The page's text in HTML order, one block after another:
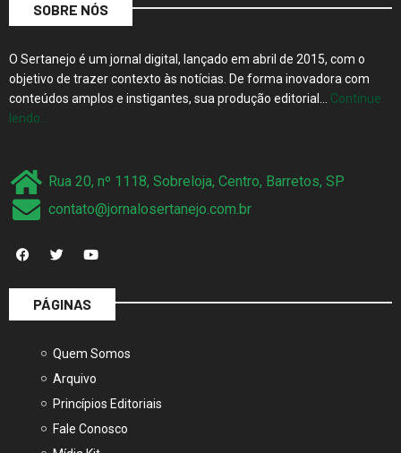
SOBRE NÓS
O Sertanejo é um jornal digital, lançado em abril de 2015, com o
objetivo de trazer contexto às notícias. De forma inovadora com
conteúdos amplos e instigantes, sua produção editorial… Continue
lendo…
Rua 20, nº 1118, Sobreloja, Centro, Barretos, SP
contato@jornalosertanejo.com.br
PÁGINAS
Quem Somos
Arquivo
Princípios Editoriais
Fale Conosco